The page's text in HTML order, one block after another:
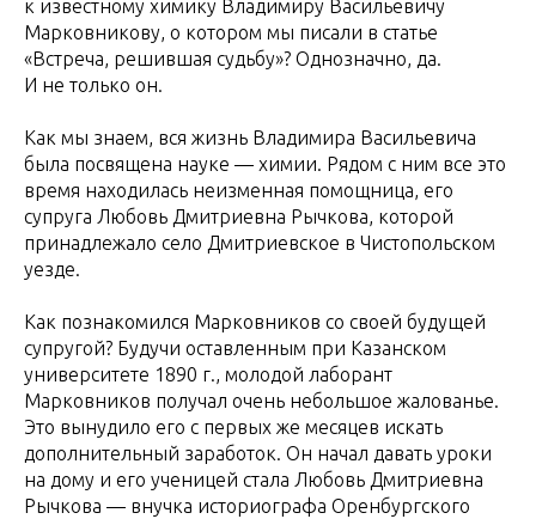
к известному химику Владимиру Васильевичу
Марковникову, о котором мы писали в статье
«Встреча, решившая судьбу»? Однозначно, да.
И не только он.
Как мы знаем, вся жизнь Владимира Васильевича
была посвящена науке — химии. Рядом с ним все это
время находилась неизменная помощница, его
супруга Любовь Дмитриевна Рычкова, которой
принадлежало село Дмитриевское в Чистопольском
уезде.
Как познакомился Марковников со своей будущей
супругой? Будучи оставленным при Казанском
университете 1890 г., молодой лаборант
Марковников получал очень небольшое жалованье.
Это вынудило его с первых же месяцев искать
дополнительный заработок. Он начал давать уроки
на дому и его ученицей стала Любовь Дмитриевна
Рычкова — внучка историографа Оренбургского